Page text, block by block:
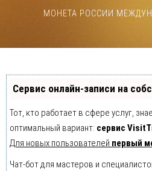
МОНЕТА РОССИИ
Сервис онлайн-записи на
Тот, кто работает в сфере услуг,
оптимальный вариант: сервис
Для новых пользователей первый
Чат-бот для мастеров и